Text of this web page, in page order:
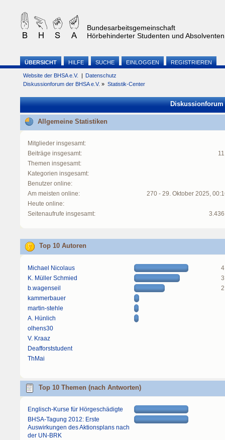
Bundesarbeitsgemeinschaft
Hörbehinderter Studenten und
ÜBERSICHT HILFE SUCHE EINLOGGEN REGISTRIEREN
Website der BHSA e.V. | Datenschutz
Diskussionforum der BHSA e.V. » Statistik-Center
Diskussionforum
Allgemeine Statistiken
Mitglieder insgesamt:
Beiträge insgesamt:
Themen insgesamt:
Kategorien insgesamt:
Benutzer online:
Am meisten online:
270 - 29. Oktober 2025,
Heute online:
Seitenaufrufe insgesamt:
Top 10 Autoren
Michael Nicolaus
K. Müller Schmied
b.wagenseil
kammerbauer
martin-stehle
A. Hünlich
olhens30
V. Kraaz
Deafforststudent
ThMai
Top 10 Themen (nach Antworten)
Englisch-Kurse für Hörgeschädigte
BHSA-Tagung 2012: Erste
Auswirkungen des Aktionsplans nach
der UN-BRK